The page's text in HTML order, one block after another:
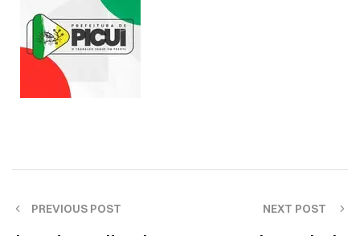
PREVIOUS POST NEXT POST